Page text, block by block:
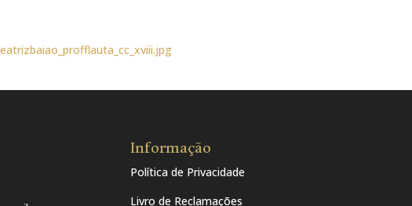
Informação
Política de Privacidade
Livro de Reclamações